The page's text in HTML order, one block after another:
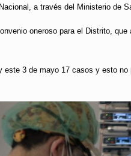
a través del Ministerio de
oneroso para el Distrito,
3 de mayo 17 casos y esto